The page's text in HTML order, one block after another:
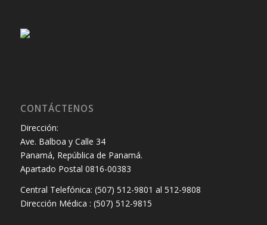
CONTÁCTENOS
Dirección:
Ave. Balboa y Calle 34
Panamá, República de Panamá.
Apartado Postal 0816-00383
Central Telefónica: (507) 512-9801 al 512-9808
Dirección Médica : (507) 512-9815